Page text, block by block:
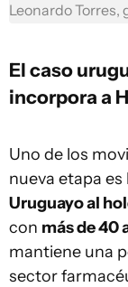
Leonardo Torres,
El caso
incorpora a
Uno de los
nueva etapa es
Uruguayo al
con más de 40
mantiene una
sector